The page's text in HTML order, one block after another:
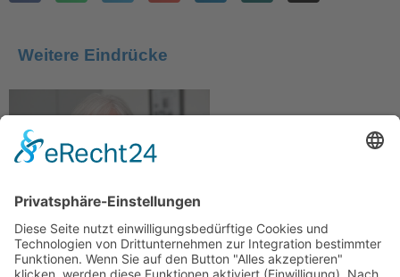
Weitere Eindrücke